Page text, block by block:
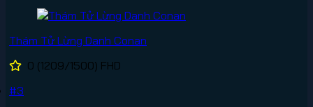
Thám Tử Lừng Danh Conan
0 (1209/1500) FHD
#3